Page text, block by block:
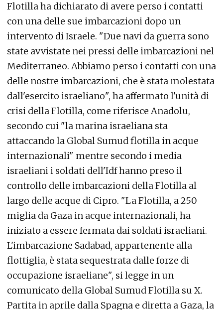
Flotilla ha dichiarato di avere perso i contatti
con una delle sue imbarcazioni dopo un
intervento di Israele. "Due navi da guerra sono
state avvistate nei pressi delle imbarcazioni nel
Mediterraneo. Abbiamo perso i contatti con una
delle nostre imbarcazioni, che è stata molestata
dall'esercito israeliano", ha affermato l'unità di
crisi della Flotilla, come riferisce Anadolu,
secondo cui "la marina israeliana sta
attaccando la Global Sumud flotilla in acque
internazionali" mentre secondo i media
israeliani i soldati dell'Idf hanno preso il
controllo delle imbarcazioni della Flotilla al
largo delle acque di Cipro. "La Flotilla, a 250
miglia da Gaza in acque internazionali, ha
iniziato a essere fermata dai soldati israeliani.
L'imbarcazione Sadabad, appartenente alla
flottiglia, è stata sequestrata dalle forze di
occupazione israeliane", si legge in un
comunicato della Global Sumud Flotilla su X.
Partita in aprile dalla Spagna e diretta a Gaza, la